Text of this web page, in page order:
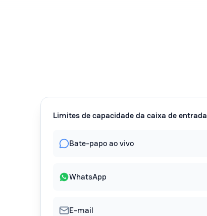
Limites de capacidade da caixa de entrada
Bate-papo ao vivo
WhatsApp
E-mail